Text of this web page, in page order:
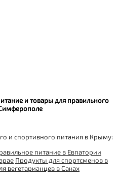
и товары для правильного
и спортивного питания в Крыму:
питание в Евпатории
Продукты для спортсменов в
вегетарианцев в Саках